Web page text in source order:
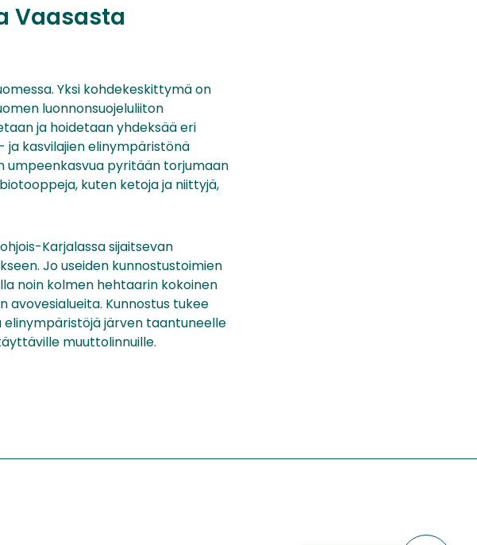
Vaasasta
Yksi kohdekeskittymä on
luonnonsuojeluliiton
ja hoidetaan yhdeksää eri
ja kasvilajien elinympäristönä
umpeenkasvua pyritään torjumaan
kuten ketoja ja niittyjä,
Karjalassa sijaitsevan
Jo useiden kunnostustoimien
noin kolmen hehtaarin kokoinen
avovesialueita. Kunnostus tukee
elinympäristöjä järven taantuneelle
muuttolinnuille.